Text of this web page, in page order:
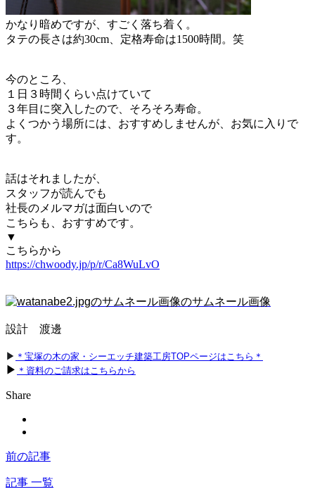
かなり暗めですが、すごく落ち着く。
タテの長さは約30cm、定格寿命は1500時間。笑
今のところ、
１日３時間くらい点けていて
３年目に突入したので、そろそろ寿命。
よくつかう場所には、おすすめしませんが、お気に入りで
す。
話はそれましたが、
スタッフが読んでも
社長のメルマガは面白いので
こちらも、おすすめです。
▼
こちらから
https://chwoody.jp/p/r/Ca8WuLvO
設計　渡邊
▶ ＊宝塚の木の家・シーエッチ建築工房TOPページはこちら＊
▶ ＊資料のご請求はこちらから
Share
前の記事
記事 一覧